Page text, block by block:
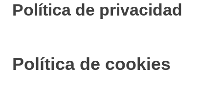
Política de privacidad
Política de cookies